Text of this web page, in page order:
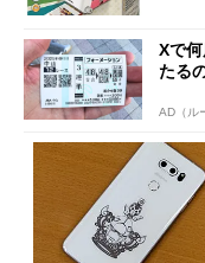
Xで
たる
AD（ル